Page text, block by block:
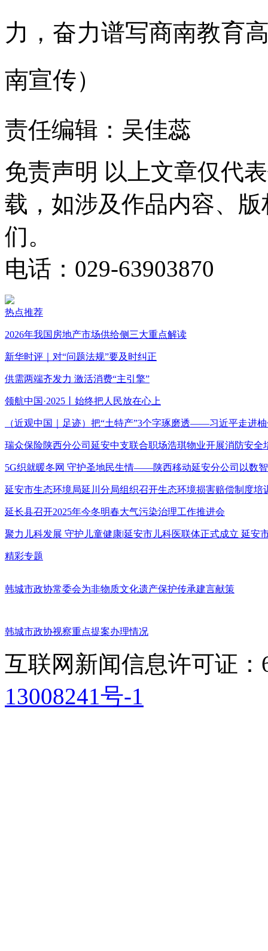
力，奋力谱写商南教育
南宣传）
责任编辑：吴佳蕊
免责声明 以上文章仅代
载，如涉及作品内容、
们。
电话：029-63903870
热点推荐
2026年我国房地产市场供给侧三大重点解读
新华时评｜对“问题法规”要及时纠正
供需两端齐发力 激活消费“主引擎”
领航中国·2025丨始终把人民放在心上
（近观中国｜足迹）把“土特产”3个字琢磨透——习近平走进
瑞众保险陕西分公司延安中支联合职场浩琪物业开展消防安全
5G织就暖冬网 守护圣地民生情——陕西移动延安分公司以数
延安市生态环境局延川分局组织召开生态环境损害赔偿制度培
延长县召开2025年今冬明春大气污染治理工作推进会
聚力儿科发展 守护儿童健康|延安市儿科医联体正式成立 延安
精彩专题
韩城市政协常委会为非物质文化遗产保护传承建言献策
韩城市政协视察重点提案办理情况
互联网新闻信息许可证：
13008241号-1